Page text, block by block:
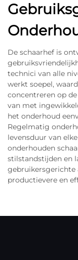
De schaarhef is
technici van alle
werkt soepel,
concentreren op
van met
het onderhoud
Regelmatig
levensduur van
onderhouden
stilstandstijden en
gebruikersgerichte
productievere en